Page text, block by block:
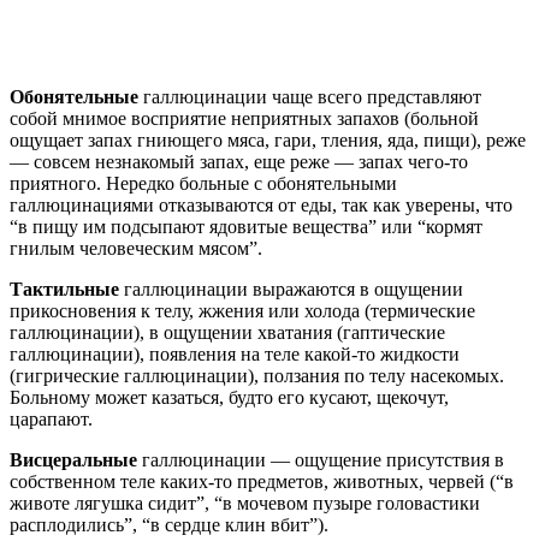
Обонятельные галлюцинации чаще всего представляют
собой мнимое восприятие неприятных запахов (больной
ощущает запах гниющего мяса, гари, тления, яда, пищи), реже
— совсем незнакомый запах, еще реже — запах чего-то
приятного. Нередко больные с обонятельными
галлюцинациями отказываются от еды, так как уверены, что
“в пищу им подсыпают ядовитые вещества” или “кормят
гнилым человеческим мясом”.
Тактильные галлюцинации выражаются в ощущении
прикосновения к телу, жжения или холода (термические
галлюцинации), в ощущении хватания (гаптические
галлюцинации), появления на теле какой-то жидкости
(гигрические галлюцинации), ползания по телу насекомых.
Больному может казаться, будто его кусают, щекочут,
царапают.
Висцеральные галлюцинации — ощущение присутствия в
собственном теле каких-то предметов, животных, червей (“в
животе лягушка сидит”, “в мочевом пузыре головастики
расплодились”, “в сердце клин вбит”).